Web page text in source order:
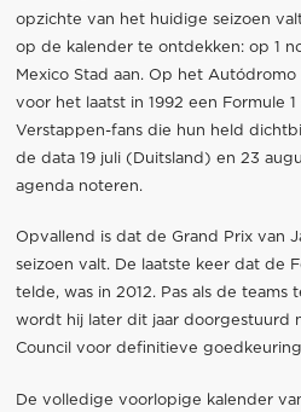
opzichte van het huidige seizoen
op de kalender te ontdekken: op 1
Mexico Stad aan. Op het
voor het laatst in 1992 een Formule
Verstappen-fans die hun held
de data 19 juli (Duitsland) en 23
agenda noteren.
Opvallend is dat de Grand Prix van
seizoen valt. De laatste keer dat de
telde, was in 2012. Pas als de
wordt hij later dit jaar doorgestuurd
Council voor definitieve
De volledige voorlopige kalender